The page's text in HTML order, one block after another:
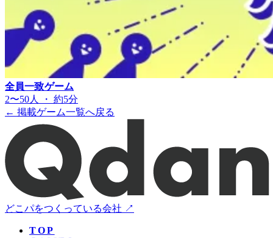
全員一致ゲーム
2〜50人 ・ 約5分
← 掲載ゲーム一覧へ戻る
どこパをつくっている会社 ↗
TOP